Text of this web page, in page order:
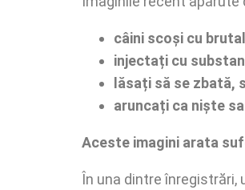
câini scoși cu
injectați cu
lăsați să se zbată,
aruncați ca niște
Aceste imagini arata
În una dintre înregistrări,